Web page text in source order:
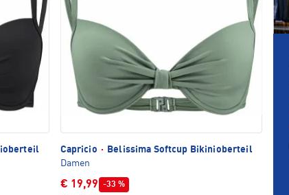
Capricio ·
Belissima Softcup Bikinioberteil
Damen
€ 19,99 -33 %